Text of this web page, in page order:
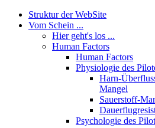
Struktur der WebSite
Vom Schein ...
Hier geht's los ...
Human Factors
Human Factors
Physiologie des
Harn-
Mangel
Sauerstoff-
Psychologie des